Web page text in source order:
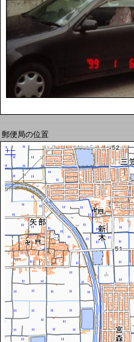
郵便局の位置